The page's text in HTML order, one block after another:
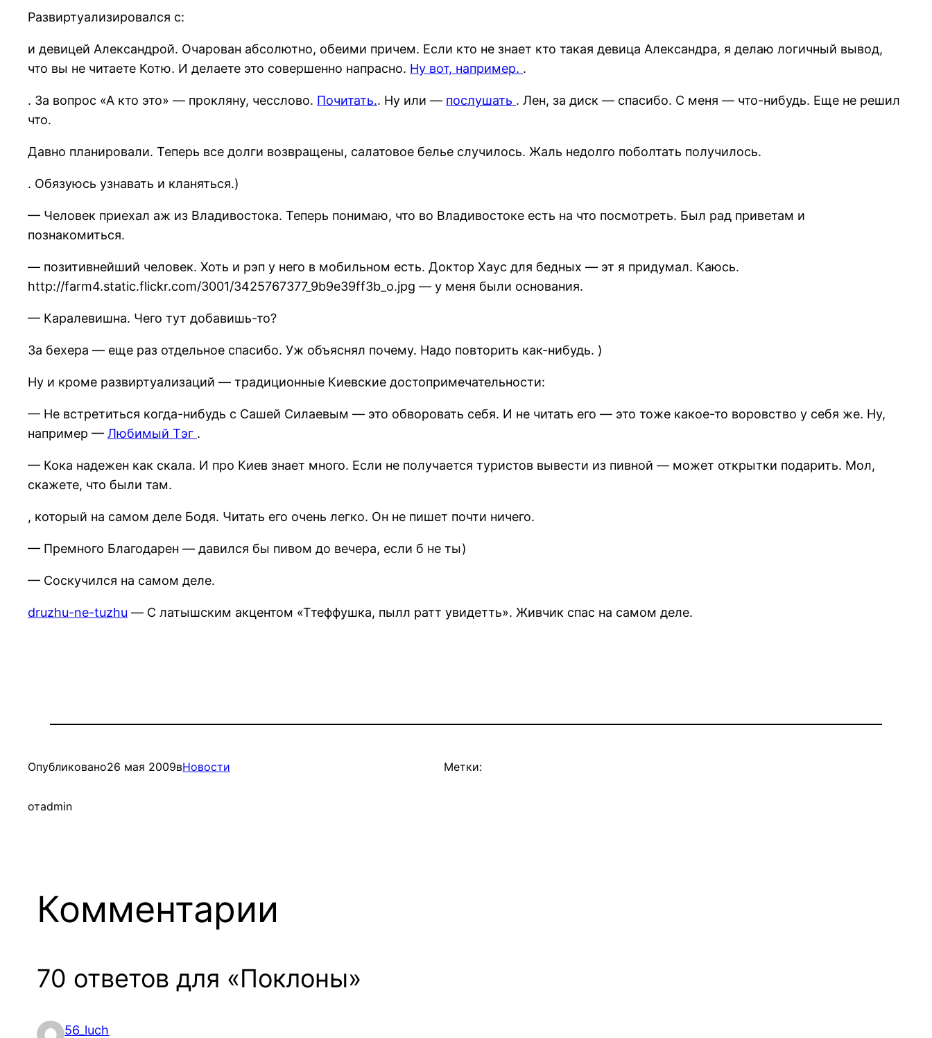
Развиртуализировался с:
и девицей Александрой. Очарован абсолютно, обеими причем. Если кто не знает кто такая девица Александра, я делаю логичный вывод,
что вы не читаете Котю. И делаете это совершенно напрасно. Ну вот, например. .
. За вопрос «А кто это» — прокляну, чесслово. Почитать.. Ну или — послушать . Лен, за диск — спасибо. С меня — что-нибудь. Еще не решил
что.
Давно планировали. Теперь все долги возвращены, салатовое белье случилось. Жаль недолго поболтать получилось.
. Обязуюсь узнавать и кланяться.)
— Человек приехал аж из Владивостока. Теперь понимаю, что во Владивостоке есть на что посмотреть. Был рад приветам и
познакомиться.
— позитивнейший человек. Хоть и рэп у него в мобильном есть. Доктор Хаус для бедных — эт я придумал. Каюсь.
http://farm4.static.flickr.com/3001/3425767377_9b9e39ff3b_o.jpg — у меня были основания.
— Каралевишна. Чего тут добавишь-то?
За бехера — еще раз отдельное спасибо. Уж объяснял почему. Надо повторить как-нибудь. )
Ну и кроме развиртуализаций — традиционные Киевские достопримечательности:
— Не встретиться когда-нибудь с Сашей Силаевым — это обворовать себя. И не читать его — это тоже какое-то воровство у себя же. Ну,
например — Любимый Тэг .
— Кока надежен как скала. И про Киев знает много. Если не получается туристов вывести из пивной — может открытки подарить. Мол,
скажете, что были там.
, который на самом деле Бодя. Читать его очень легко. Он не пишет почти ничего.
— Премного Благодарен — давился бы пивом до вечера, если б не ты)
— Соскучился на самом деле.
druzhu-ne-tuzhu — С латышским акцентом «Ттеффушка, пылл ратт увидетть». Живчик спас на самом деле.
Опубликовано26 мая 2009вНовости
отadmin
Метки:
Комментарии
70 ответов для «Поклоны»
56_luch